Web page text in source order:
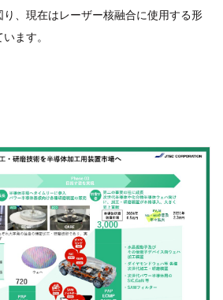
り、現在はレーザー核融合に使用する形
ます。